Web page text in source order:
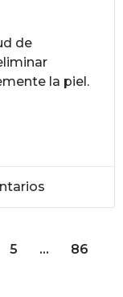
de
la piel.
5 …
86